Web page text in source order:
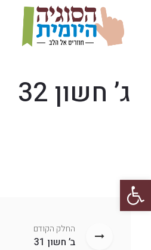
פתח סרגל נגישות
ג’ חשון 32
החלק הקודם
ב’ חשון 31